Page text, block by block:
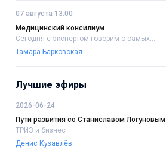
07 августа 13:00
Медицинский консилиум
Сегодня с экспертом говорим о самых....
Тамара Барковская
Лучшие эфиры
2026-06-24
Пути развития со Станиславом Логуновым
ТРИЗ и бизнес
Денис Кузавлёв